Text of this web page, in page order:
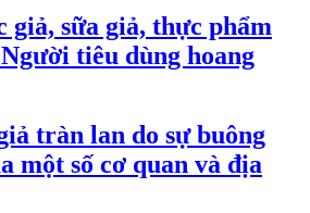
sữa giả, thực phẩm
tiêu dùng hoang
tràn lan do sự buông
một số cơ quan và địa